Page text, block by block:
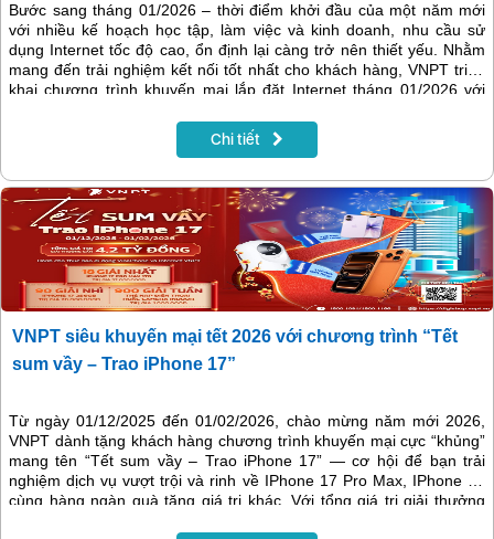
Bước sang tháng 01/2026 – thời điểm khởi đầu của một năm mới
với nhiều kế hoạch học tập, làm việc và kinh doanh, nhu cầu sử
dụng Internet tốc độ cao, ổn định lại càng trở nên thiết yếu. Nhằm
mang đến trải nghiệm kết nối tốt nhất cho khách hàng, VNPT triển
khai chương trình khuyến mại lắp đặt Internet tháng 01/2026 với
khách hàng tiết kiệm chi phí mà vẫn tận hưởng đường truyền chất
Chi tiết
VNPT siêu khuyến mại tết 2026 với chương trình “Tết
sum vầy – Trao iPhone 17”
Từ ngày 01/12/2025 đến 01/02/2026, chào mừng năm mới 2026,
VNPT dành tặng khách hàng chương trình khuyến mại cực “khủng”
mang tên “Tết sum vầy – Trao iPhone 17” — cơ hội để bạn trải
nghiệm dịch vụ vượt trội và rinh về IPhone 17 Pro Max, IPhone 17
cùng hàng ngàn quà tặng giá trị khác. Với tổng giá trị giải thưởng